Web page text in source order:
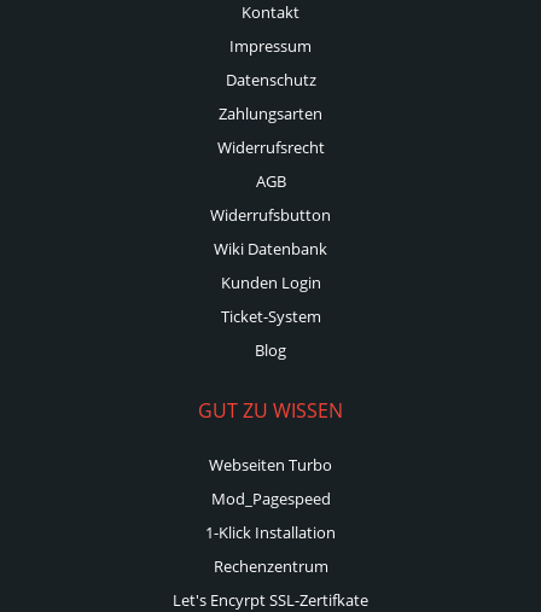
Kontakt
Impressum
Datenschutz
Zahlungsarten
Widerrufsrecht
AGB
Widerrufsbutton
Wiki Datenbank
Kunden Login
Ticket-System
Blog
GUT ZU WISSEN
Webseiten Turbo
Mod_Pagespeed
1-Klick Installation
Rechenzentrum
Let's Encyrpt SSL-Zertifkate